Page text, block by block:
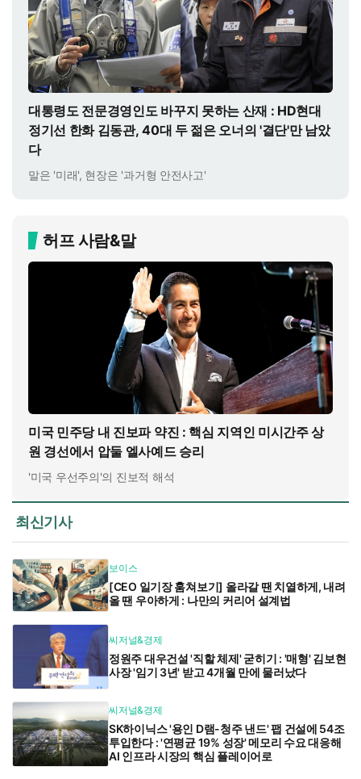
대통령도 전문경영인도 바꾸지 못하는 산재 : HD현대
정기선 한화 김동관, 40대 두 젊은 오너의 '결단'만 남았
다
말은 '미래', 현장은 '과거형 안전사고'
허프 사람&말
미국 민주당 내 진보파 약진 : 핵심 지역인 미시간주 상
원 경선에서 압둘 엘사예드 승리
'미국 우선주의'의 진보적 해석
최신기사
보이스
[CEO 일기장 훔쳐보기] 올라갈 땐 치열하게, 내려
올 땐 우아하게 : 나만의 커리어 설계법
씨저널&경제
정원주 대우건설 '직할 체제' 굳히기 : '매형' 김보현
사장 '임기 3년' 받고 4개월 만에 물러났다
씨저널&경제
SK하이닉스 '용인 D램-청주 낸드' 팹 건설에 54조
투입한다 : '연평균 19% 성장' 메모리 수요 대응해
AI 인프라 시장의 핵심 플레이어로